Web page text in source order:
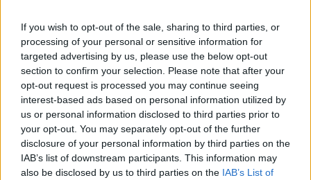
If you wish to opt-out of the sale, sharing to third parties, or
processing of your personal or sensitive information for
targeted advertising by us, please use the below opt-out
section to confirm your selection. Please note that after your
opt-out request is processed you may continue seeing
interest-based ads based on personal information utilized by
us or personal information disclosed to third parties prior to
your opt-out. You may separately opt-out of the further
disclosure of your personal information by third parties on the
IAB’s list of downstream participants. This information may
also be disclosed by us to third parties on the IAB’s List of